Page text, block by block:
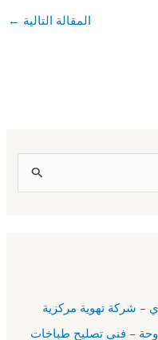
المقالة التالية ←